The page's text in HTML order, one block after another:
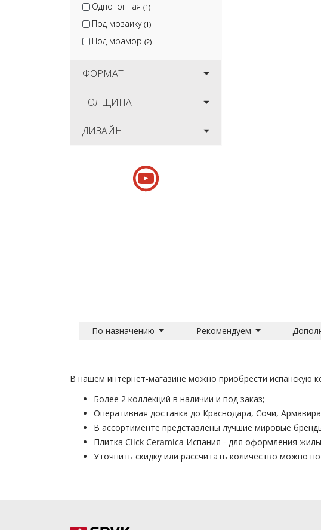
Однотонная (1)
Под мозаику (1)
Под мрамор (2)
ФОРМАТ
ТОЛЩИНА
ДИЗАЙН
По назначению Рекомендуем
В нашем интернет-магазине можно приобрести испанскую
Более 2 коллекций в наличии и под заказ;
Оперативная доставка до Краснодара, Сочи,
В ассортименте представлены лучшие мировые
Плитка Click Ceramica Испания - для оформления
Уточнить скидку или рассчитать количество можно